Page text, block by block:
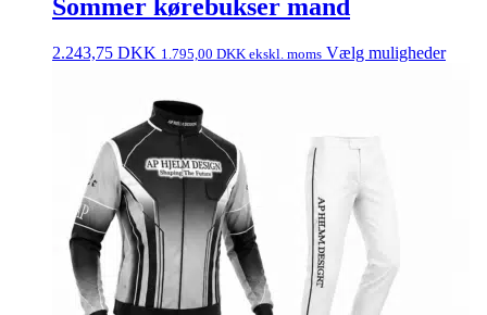
Sommer kørebukser mand
2.243,75 DKK 1.795,00 DKK ekskl. moms Vælg muligheder